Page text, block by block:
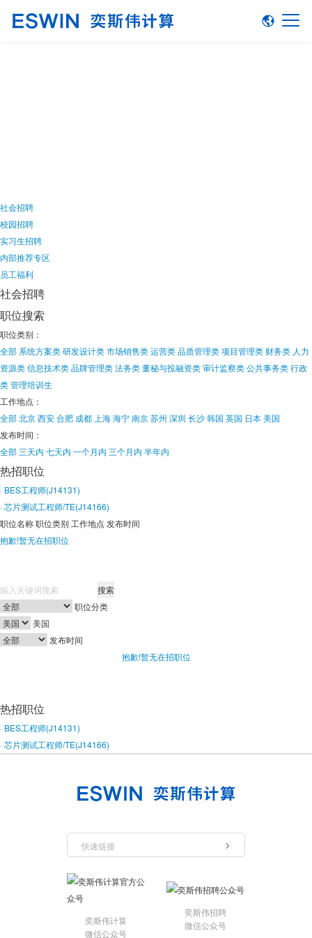
社会招聘
校园招聘
实习生招聘
内部推荐专区
员工福利
社会招聘
职位搜索
职位类别：
全部 系统方案类研发设计类市场销售类运营类品质管理类项目管理类 财务类 人力
资源类信息技术类品牌管理类法务类董秘与投融资类审计监察类公共事务类行政
类管理培训生
工作地点：
全部北京西安合肥 成都 上海海宁南京苏州 深圳 长沙韩国 英国 日本美国
发布时间：
全部 三天内 七天内 一个月内 三个月内 半年内
热招职位
· BES工程师(J14131)
· 芯片测试工程师/TE(J14166)
职位名称职位类别 工作地点 发布时间
抱歉!暂无在招职位
搜索
职位分类
美国
发布时间
抱歉!暂无在招职位
热招职位
· BES工程师(J14131)
· 芯片测试工程师/TE(J14166)
快速链接
奕斯伟计算
微信公众号
奕斯伟招聘
微信公众号